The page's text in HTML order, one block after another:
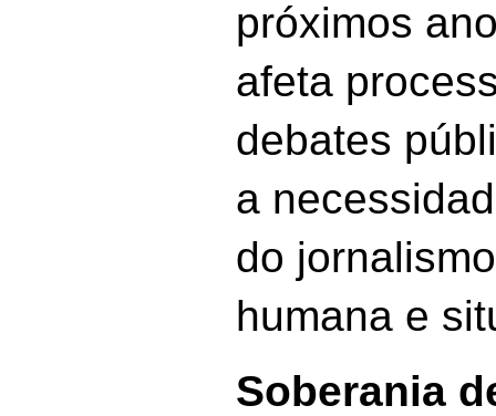
próximos
afeta
debates
a
do
humana e
Soberania